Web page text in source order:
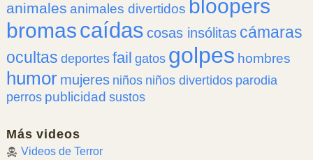
animales animales divertidos bloopers
bromascaídas cosas insólitas cámaras
ocultas deportes fail gatos golpes hombres
humor mujeres niños niños divertidos parodia
perros publicidad sustos
Más videos
Videos de Terror